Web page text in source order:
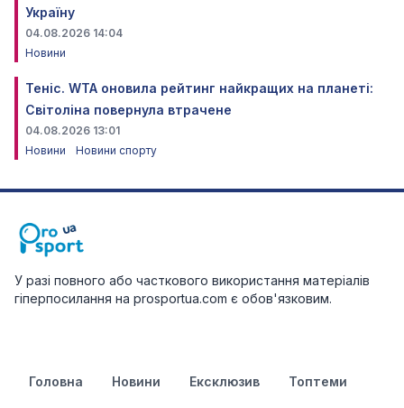
Україну
04.08.2026 14:04
Новини
Теніс. WTA оновила рейтинг найкращих на планеті:
Світоліна повернула втрачене
04.08.2026 13:01
Новини
Новини спорту
У разі повного або часткового використання матеріалів
гіперпосилання на prosportua.com є обов'язковим.
Головна Новини Ексклюзив Топтеми